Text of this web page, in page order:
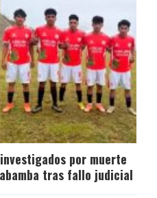
por muerte
tras fallo judicial